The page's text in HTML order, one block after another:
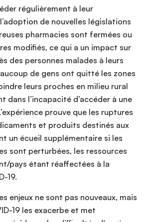
régulièrement à leur
de nouvelles législations
pharmacies sont fermées ou
modifiés, ce qui a un impact sur
des personnes malades à leurs
de gens ont quitté les zones
leurs proches en milieu rural
dans l’incapacité d’accéder à une
prouve que les ruptures
et produits destinés aux
un écueil supplémentaire si les
sont perturbées, les ressources
pays étant réaffectées à la
19.
enjeux ne sont pas nouveaux, mais
19 les exacerbe et met